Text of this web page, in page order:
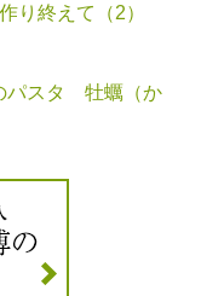
り終えて（2）
パスタ 牡蠣（か